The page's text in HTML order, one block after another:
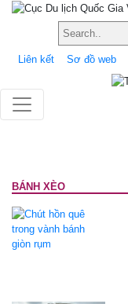
Liên kết Sơ đồ web
BÁNH XÈO